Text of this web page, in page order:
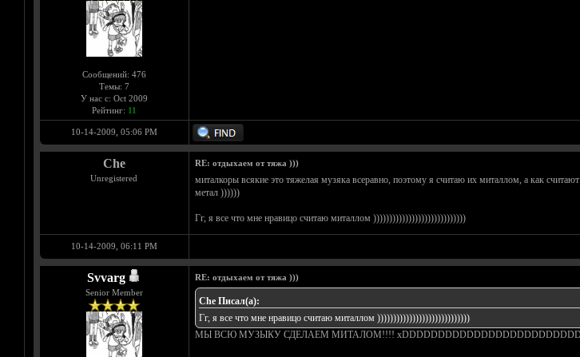
Сообщений: 476
Темы: 7
У нас с: Oct 2009
Рейтинг: 11
10-14-2009, 05:06 PM
Che
Unregistered
RE: отдыхаем от тяжа )))
миталкоры всякие это тяжелая музяка всеравно, поэтому я считаю их миталлом, а как
метал ))))))
Гг, я все что мне нравицо считаю миталлом )))))))))))))))))))))))))))))
10-14-2009, 06:11 PM
Svvarg
Senior Member
RE: отдыхаем от тяжа )))
Che Писал(а):
Гг, я все что мне нравицо считаю миталлом )))))))))))))))))))))))))))))
МЫ ВСЮ МУЗЫКУ СДЕЛАЕМ МИТАЛОМ!!!!